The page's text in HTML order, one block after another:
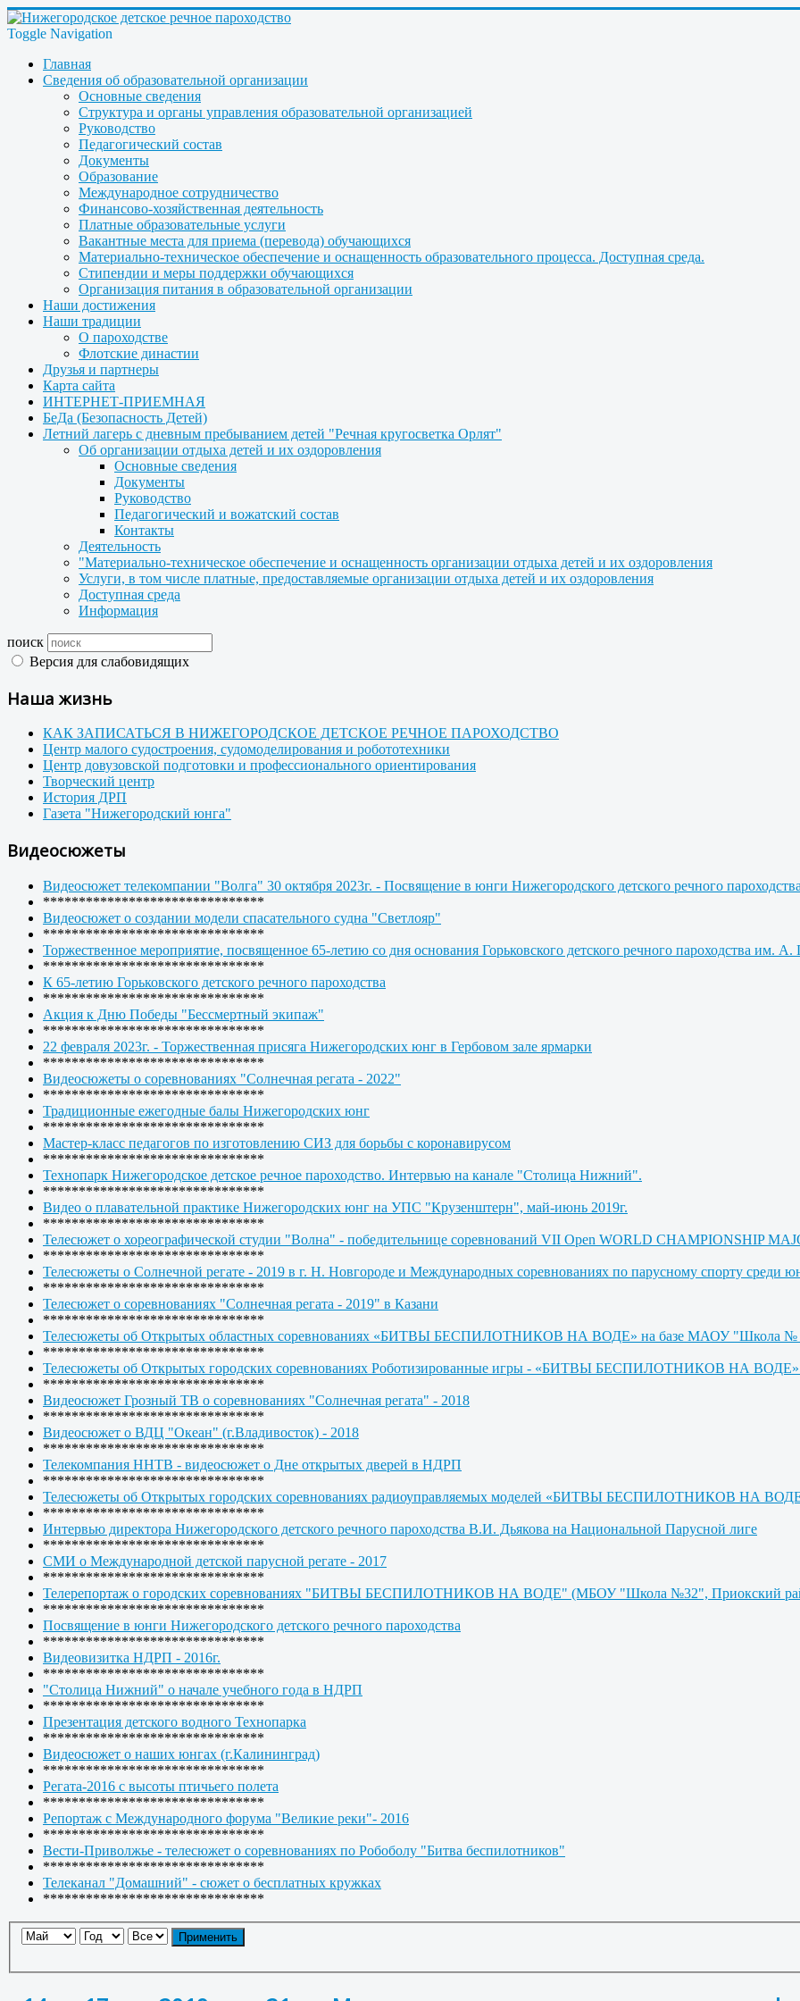
Toggle Navigation
Главная
Сведения об образовательной организации
Основные сведения
Структура и органы управления образовательной организацией
Руководство
Педагогический состав
Документы
Образование
Международное сотрудничество
Финансово-хозяйственная деятельность
Платные образовательные услуги
Вакантные места для приема (перевода) обучающихся
Материально-техническое обеспечение и оснащенность образовательного процесса. Доступная среда.
Стипендии и меры поддержки обучающихся
Организация питания в образовательной организации
Наши достижения
Наши традиции
О пароходстве
Флотские династии
Друзья и партнеры
Карта сайта
ИНТЕРНЕТ-ПРИЕМНАЯ
БеДа (Безопасность Детей)
Летний лагерь с дневным пребыванием детей "Речная кругосветка Орлят"
Об организации отдыха детей и их оздоровления
Основные сведения
Документы
Руководство
Педагогический и вожатский состав
Контакты
Деятельность
"Материально-техническое обеспечение и оснащенность организации отдыха детей и их оздоровления
Услуги, в том числе платные, предоставляемые организации отдыха детей и их оздоровления
Доступная среда
Информация
поиск
Версия для слабовидящих
Наша жизнь
КАК ЗАПИСАТЬСЯ В НИЖЕГОРОДСКОЕ ДЕТСКОЕ РЕЧНОЕ ПАРОХОДСТВО
Центр малого судостроения, судомоделирования и робототехники
Центр довузовской подготовки и профессионального ориентирования
Творческий центр
История ДРП
Газета "Нижегородский юнга"
Видеосюжеты
Видеосюжет телекомпании "Волга" 30 октября 2023г. - Посвящение в юнги Нижегородского детского речного пароходства
*******************************
Видеосюжет о создании модели спасательного судна "Светлояр"
*******************************
Торжественное мероприятие, посвященное 65-летию со дня основания Горьковского детского речного пароходства им. А.
*******************************
К 65-летию Горьковского детского речного пароходства
*******************************
Акция к Дню Победы "Бессмертный экипаж"
*******************************
22 февраля 2023г. - Торжественная присяга Нижегородских юнг в Гербовом зале ярмарки
*******************************
Видеосюжеты о соревнованиях "Солнечная регата - 2022"
*******************************
Традиционные ежегодные балы Нижегородских юнг
*******************************
Мастер-класс педагогов по изготовлению СИЗ для борьбы с коронавирусом
*******************************
Технопарк Нижегородское детское речное пароходство. Интервью на канале "Столица Нижний".
*******************************
Видео о плавательной практике Нижегородских юнг на УПС "Крузенштерн", май-июнь 2019г.
*******************************
Телесюжет о хореографической студии "Волна" - победительнице соревнований VII Open WORLD CHAMPIONSHIP
*******************************
Телесюжеты о Солнечной регате - 2019 в г. Н. Новгороде и Международных соревнованиях по парусному спорту среди
*******************************
Телесюжет о соревнованиях "Солнечная регата - 2019" в Казани
*******************************
Телесюжеты об Открытых областных соревнованиях «БИТВЫ БЕСПИЛОТНИКОВ НА ВОДЕ» на базе МАОУ "Школа №
*******************************
Телесюжеты об Открытых городских соревнованиях Роботизированные игры - «БИТВЫ БЕСПИЛОТНИКОВ НА
*******************************
Видеосюжет Грозный ТВ о соревнованиях "Солнечная регата" - 2018
*******************************
Видеосюжет о ВДЦ "Океан" (г.Владивосток) - 2018
*******************************
Телекомпания ННТВ - видеосюжет о Дне открытых дверей в НДРП
*******************************
Телесюжеты об Открытых городских соревнованиях радиоуправляемых моделей «БИТВЫ БЕСПИЛОТНИКОВ НА
*******************************
Интервью директора Нижегородского детского речного пароходства В.И. Дьякова на Национальной Парусной лиге
*******************************
СМИ о Международной детской парусной регате - 2017
*******************************
Телерепортаж о городских соревнованиях "БИТВЫ БЕСПИЛОТНИКОВ НА ВОДЕ" (МБОУ "Школа №32", Приокский
*******************************
Посвящение в юнги Нижегородского детского речного пароходства
*******************************
Видеовизитка НДРП - 2016г.
*******************************
"Столица Нижний" о начале учебного года в НДРП
*******************************
Презентация детского водного Технопарка
*******************************
Видеосюжет о наших юнгах (г.Калининград)
*******************************
Регата-2016 с высоты птичьего полета
*******************************
Репортаж с Международного форума "Великие реки"- 2016
*******************************
Вести-Приволжье - телесюжет о соревнованиях по Робоболу "Битва беспилотников"
*******************************
Телеканал "Домашний" - сюжет о бесплатных кружках
*******************************
Применить